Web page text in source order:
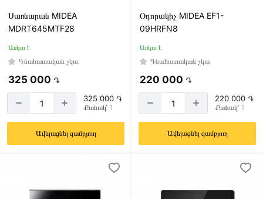
Սառնարան MIDEA
MDRT645MTF28
Առկա է
Գնահատական չկա
325 000 ֏
325 000 ֏
Քանակ՝ 1
Ավելացնել զամբյուղ
Օդորակիչ MIDEA EF1-
09HRFN8
Առկա է
Գնահատական չկա
220 000 ֏
220 000 ֏
Քանակ՝ 1
Ավելացնել զամբյուղ